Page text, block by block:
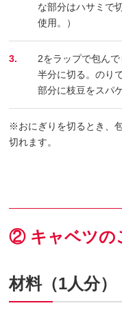
な部分はハサミで
使用。）
3.
2をラップで包ん
半分に切る。のり
部分に枝豆をスパ
※おにぎりを切るとき、
切れます。
② キャベツの
材料（1人分）